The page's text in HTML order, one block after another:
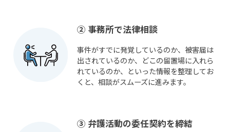
② 事務所で法律相談
事件がすでに発覚しているのか、被害届は
出されているのか、どこの留置場に入れら
れているのか、といった情報を整理してお
くと、相談がスムーズに進みます。
③ 弁護活動の委任契約を締結